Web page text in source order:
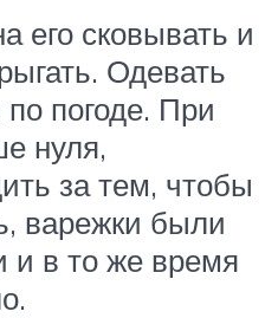
его сковывать и
Одевать
по погоде. При
нуля,
за тем, чтобы
варежки были
в то же время